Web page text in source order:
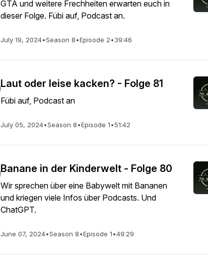
GTA und weitere Frechheiten erwarten euch in
dieser Folge. Fübi auf, Podcast an.
July 19, 2024•Season 8•Episode 2•39:46
Laut oder leise kacken? - Folge 81
Fübi auf, Podcast an
July 05, 2024•Season 8•Episode 1•51:42
Banane in der Kinderwelt - Folge 80
Wir sprechen über eine Babywelt mit Bananen
und kriegen viele Infos über Podcasts. Und
ChatGPT.
June 07, 2024•Season 8•Episode 1•49:29